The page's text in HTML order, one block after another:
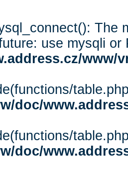
The
use mysqli or
www/
doc/
doc/